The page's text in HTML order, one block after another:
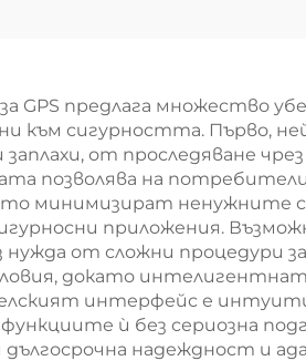
GPS предлага множество
към сигурността. Първо,
от проследяване
позволява на
минимизират ненужните
приложения.
нужда от сложни процедури
докато
интерфейс е
ѝ без сериозна
дългосрочна надеждност и